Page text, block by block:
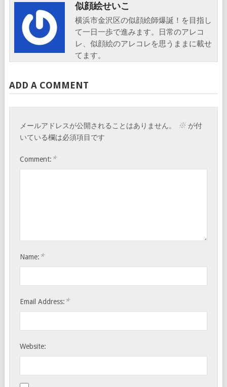
似顔絵せいこ
横浜市金沢区の似顔絵師爆誕！を目指し
て一日一歩で進みます。日常のアレコ
レ、似顔絵のアレコレを思うままに載せ
てます。
ADD A COMMENT
メールアドレスが公開されることはありません。 ※ が付
いている欄は必須項目です
Comment: *
Name: *
Email Address: *
Website: